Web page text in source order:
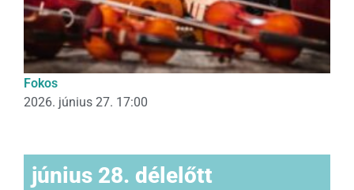
Fokos
2026. június 27. 17:00
június 28. délelőtt